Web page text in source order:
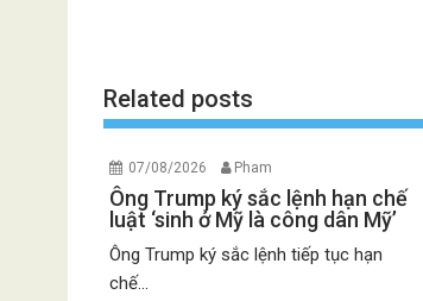
Related posts
07/08/2026 Pham
Ông Trump ký sắc lệnh hạn chế
luật ‘sinh ở Mỹ là công dân Mỹ’
Ông Trump ký sắc lệnh tiếp tục hạn
chế...